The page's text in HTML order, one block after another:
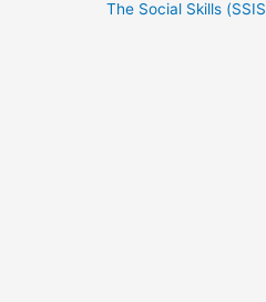
تطوير المهارات الاجتماعية (SSIS SEL) The Social Skills